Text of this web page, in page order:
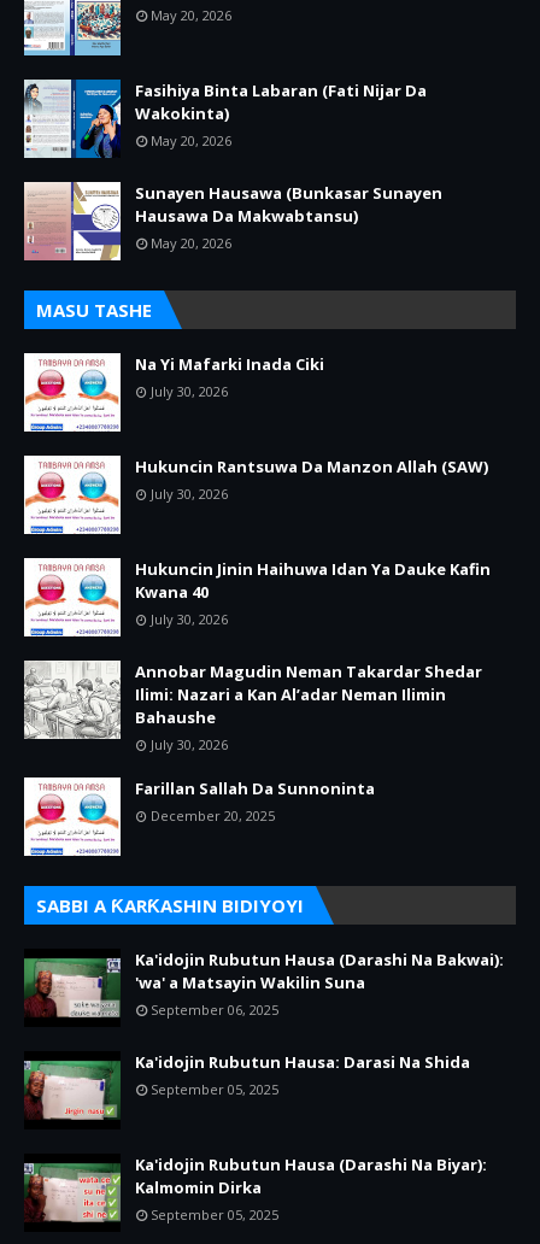
May 20, 2026
Fasihiya Binta Labaran (Fati Nijar Da
Wakokinta)
May 20, 2026
Sunayen Hausawa (Bunkasar Sunayen
Hausawa Da Makwabtansu)
May 20, 2026
MASU TASHE
Na Yi Mafarki Inada Ciki
July 30, 2026
Hukuncin Rantsuwa Da Manzon Allah (SAW)
July 30, 2026
Hukuncin Jinin Haihuwa Idan Ya Dauke Kafin
Kwana 40
July 30, 2026
Annobar Magudin Neman Takardar Shedar
Ilimi: Nazari a Kan Al’adar Neman Ilimin
Bahaushe
July 30, 2026
Farillan Sallah Da Sunnoninta
December 20, 2025
SABBI A ƘARƘASHIN BIDIYOYI
Ka'idojin Rubutun Hausa (Darashi Na Bakwai):
'wa' a Matsayin Wakilin Suna
September 06, 2025
Ka'idojin Rubutun Hausa: Darasi Na Shida
September 05, 2025
Ka'idojin Rubutun Hausa (Darashi Na Biyar):
Kalmomin Dirka
September 05, 2025